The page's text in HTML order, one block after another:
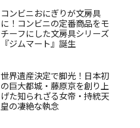
コンビニおにぎりが文房具
に！コンビニの定番商品をモ
チーフにした文房具シリーズ
『ジムマート』誕生
世界遺産決定で脚光！日本初
の巨大都城・藤原京を創り上
げた知られざる女帝・持統天
皇の凄絶な執念